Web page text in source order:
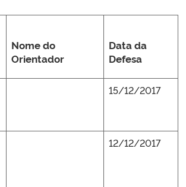
Nome do
Orientador
Data da
Defesa
15/12/2017
12/12/2017